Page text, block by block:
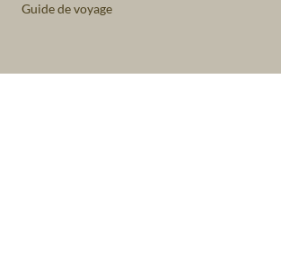
Guide de voyage